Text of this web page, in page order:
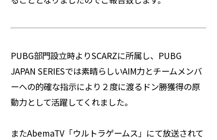
PUBG部門設立時よりSCARZに所属し、PUBG
JAPAN SERIESでは素晴らしいAIM力とチームメンバ
ーへの的確な指示により２度に渡るドン勝獲得の原
動力として活躍してくれました。
またAbemaTV「ウルトラゲームス」にて放送されて